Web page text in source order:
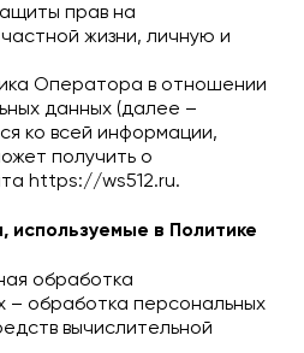
прав на
жизни, личную и
Оператора в отношении
данных (далее –
ко всей информации,
получить о
https://ws512.ru.
используемые в Политике
обработка
– обработка персональных
вычислительной